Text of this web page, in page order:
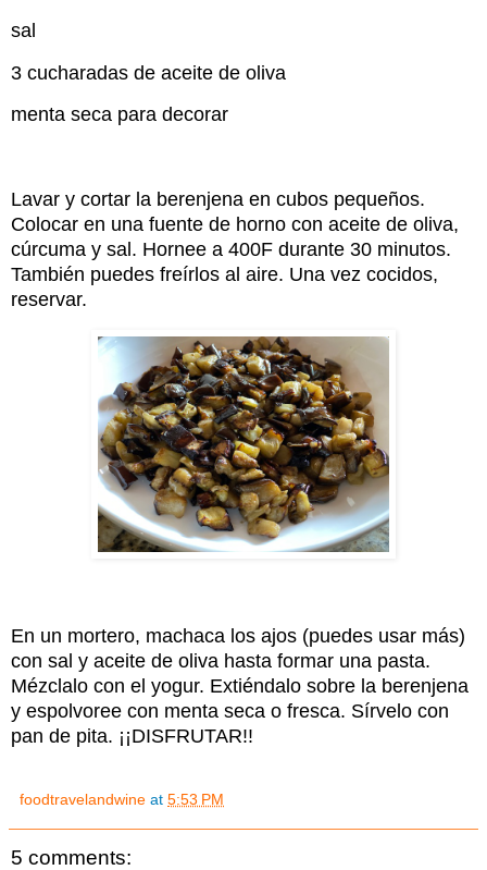
sal
3 cucharadas de aceite de oliva
menta seca para decorar
Lavar y cortar la berenjena en cubos pequeños.
Colocar en una fuente de horno con aceite de oliva,
cúrcuma y sal. Hornee a 400F durante 30 minutos.
También puedes freírlos al aire. Una vez cocidos,
reservar.
En un mortero, machaca los ajos (puedes usar más)
con sal y aceite de oliva hasta formar una pasta.
Mézclalo con el yogur. Extiéndalo sobre la berenjena
y espolvoree con menta seca o fresca. Sírvelo con
pan de pita. ¡¡DISFRUTAR!!
foodtravelandwine at 5:53 PM
5 comments: